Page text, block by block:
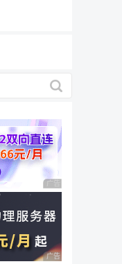
广告 商业广告，理性
广告 商业广告，理性